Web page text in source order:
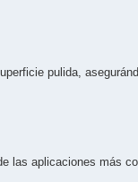
pulida,
las aplicaciones más